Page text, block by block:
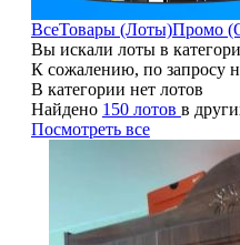
ВсеТовары (Лоты)Промо
Вы искали лоты в
К сожалению, по запросу
В категории нет лотов
Найдено 150 лотов в
Посмотреть все